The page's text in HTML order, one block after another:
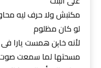
مكتبش ولا حرف ليه
لو كان مظلوم
لأنه خاېن همست يارا
مسحتها لما سمعت